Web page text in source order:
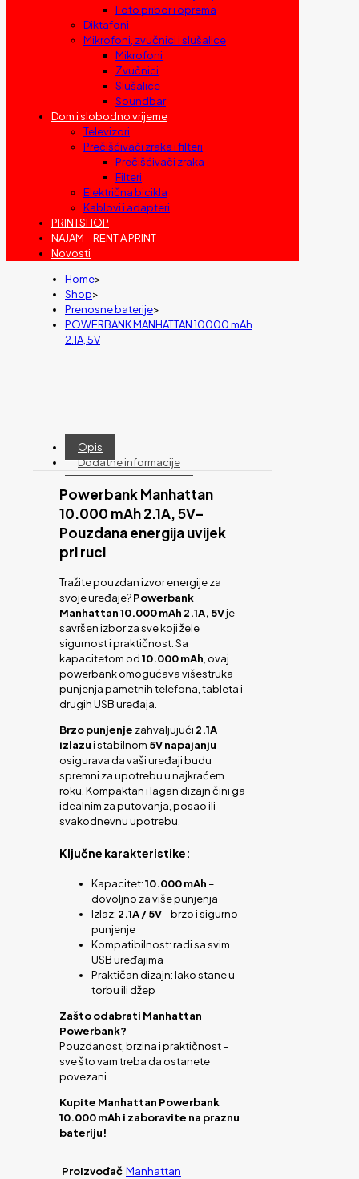
Foto pribor i oprema
Diktafoni
Mikrofoni, zvučnici i slušalice
Mikrofoni
Zvučnici
Slušalice
Soundbar
Dom i slobodno vrijeme
Televizori
Prečišćivači zraka i filteri
Prečišćivači zraka
Filteri
Električna bicikla
Kablovi i adapteri
PRINTSHOP
NAJAM – RENT A PRINT
Novosti
Home>
Shop>
Prenosne baterije>
POWERBANK MANHATTAN 10000 mAh
2.1A, 5V
Opis
Dodatne informacije
PowerbankManhattan
10.000 mAh 2.1A, 5V–
Pouzdana energija uvijek
pri ruci
Tražite pouzdan izvor energije za
svoje uređaje?Powerbank
Manhattan 10.000 mAh 2.1A, 5Vje
savršen izbor za sve koji žele
sigurnost i praktičnost. Sa
kapacitetom od10.000 mAh , ovaj
powerbank omogućava višestruka
punjenja pametnih telefona, tableta i
drugih USB uređaja.
Brzo punjenje zahvaljujući 2.1A
izlazui stabilnom 5V napajanju
osigurava da vaši uređaji budu
spremni za upotrebu u najkraćem
roku. Kompaktan i lagan dizajn čini ga
idealnim za putovanja, posao ili
svakodnevnu upotrebu.
Ključne karakteristike:
Kapacitet:10.000 mAh –
dovoljno za više punjenja
Izlaz: 2.1A / 5V– brzo i sigurno
punjenje
Kompatibilnost: radi sa svim
USB uređajima
Praktičan dizajn: lako stane u
torbu ili džep
Zašto odabrati Manhattan
Powerbank?
Pouzdanost, brzina i praktičnost –
sve što vam treba da ostanete
povezani.
Kupite Manhattan Powerbank
10.000 mAh i zaboravite na praznu
bateriju!
Proizvođač Manhattan